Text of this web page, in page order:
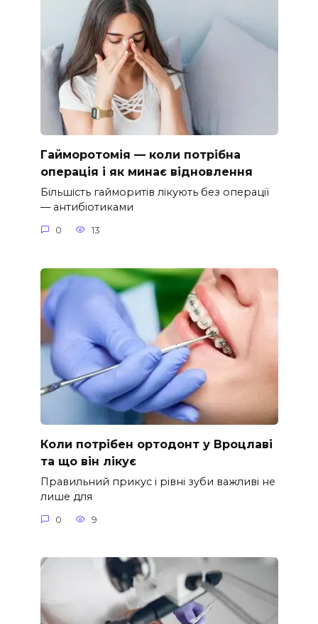
Гайморотомія — коли потрібна
операція і як минає відновлення
Більшість гайморитів лікують без операції
— антибіотиками
0 13
Коли потрібен ортодонт у Вроцлаві
та що він лікує
Правильний прикус і рівні зуби важливі не
лише для
0 9